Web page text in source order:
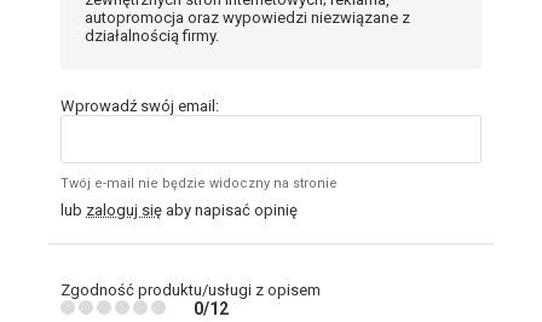
autopromocja oraz wypowiedzi niezwiązane z
działalnością firmy.
Wprowadź swój email:
Twój e-mail nie będzie widoczny na stronie
lub zaloguj się aby napisać opinię
Zgodność produktu/usługi z opisem
0/12